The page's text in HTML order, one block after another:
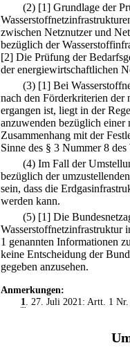
(2) [1] Grundlage der
zwischen Netznutzer und
bezüglich der
[2] Die Prüfung der
der energiewirtschaftlichen
(3) [1] Bei
nach den Förderkriterien der
ergangen ist, liegt in der
anzuwenden bezüglich
Zusammenhang mit der
Sinne des § 3 Nummer 8
(4) Im Fall der
bezüglich der
sein, dass die
werden kann.
(5) [1] Die
Wasserstoffnetzinfrastruktur
1 genannten Informationen
keine Entscheidung der
gegeben anzusehen.
Anmerkungen:
1. 27. Juli 2021: Artt. 1 Nr.